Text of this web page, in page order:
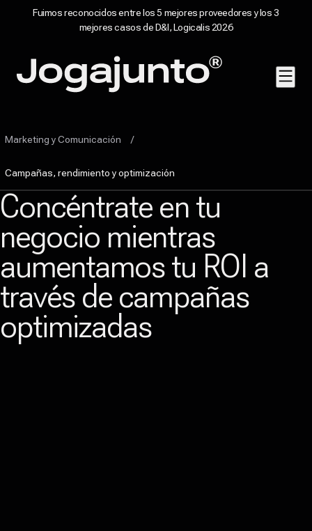
Saltar al contenido
Fuimos reconocidos entre los 5 mejores proveedores y los 3
mejores casos de D&I, Logicalis 2026
Marketing y Comunicación
Campañas, rendimiento y optimización
Concéntrate en tu
negocio mientras
aumentamos tu ROI a
través de campañas
optimizadas